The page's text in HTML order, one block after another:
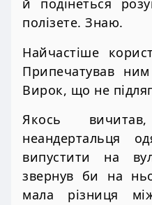
й подінеться
полізете. Знаю.
Найчастіше
Припечатував
Вирок, що не
Якось
неандертальця
випустити на
звернув би на
мала різниця